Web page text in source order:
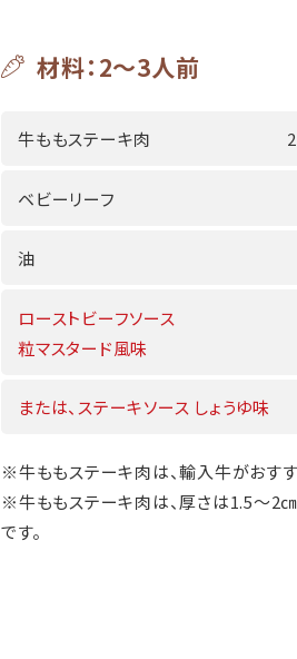
材料：2～3人前
牛ももステーキ肉
ベビーリーフ
油
ローストビーフソース
粒マスタード風味
または、ステーキソース しょうゆ味
※牛ももステーキ肉は、輸入牛がおすす
※牛ももステーキ肉は、厚さは1.5～2
です。